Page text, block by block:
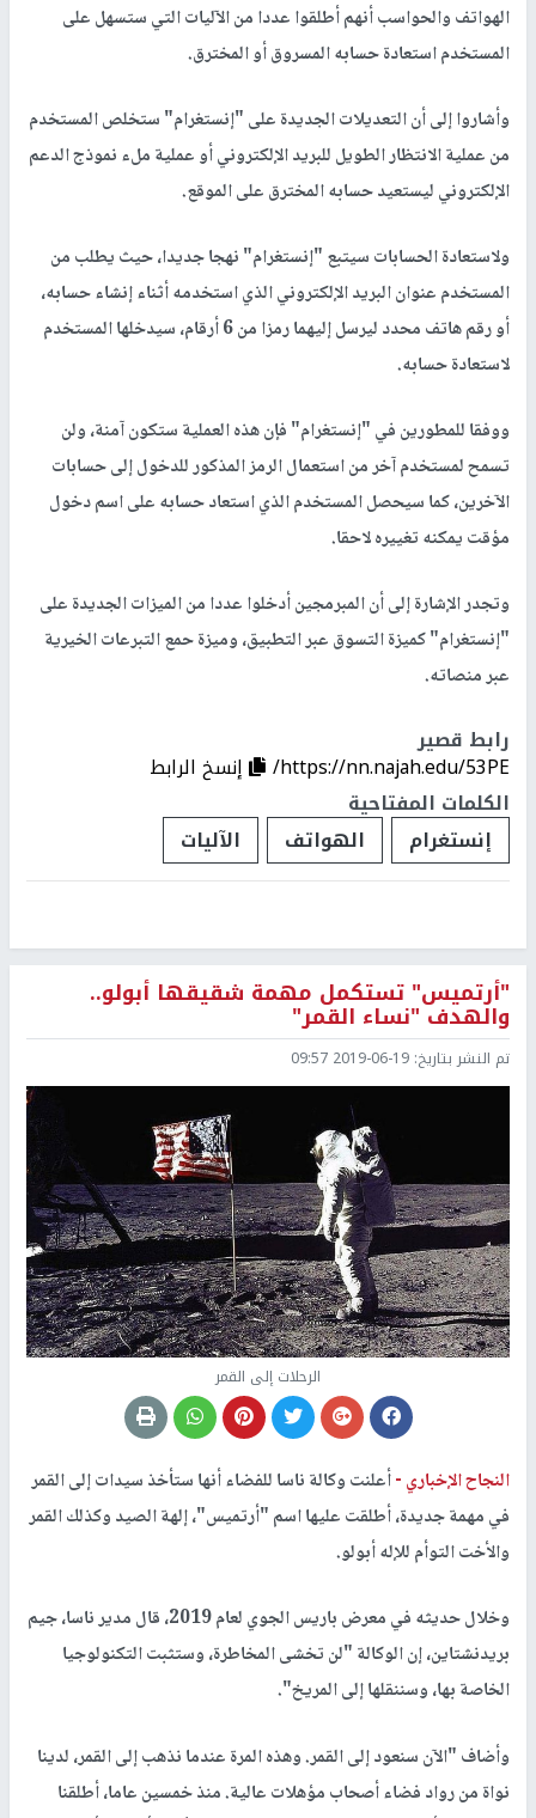
الهواتف والحواسب أنهم أطلقوا عددا من الآليات التي ستسهل على
المستخدم استعادة حسابه المسروق أو المخترق.
وأشاروا إلى أن التعديلات الجديدة على "إنستغرام" ستخلص المستخدم
من عملية الانتظار الطويل للبريد الإلكتروني أو عملية ملء نموذج الدعم
الإلكتروني ليستعيد حسابه المخترق على الموقع.
ولاستعادة الحسابات سيتبع "إنستغرام" نهجا جديدا، حيث يطلب من
المستخدم عنوان البريد الإلكتروني الذي استخدمه أثناء إنشاء حسابه،
أو رقم هاتف محدد ليرسل إليهما رمزا من 6 أرقام، سيدخلها المستخدم
لاستعادة حسابه.
ووفقا للمطورين في "إنستغرام" فإن هذه العملية ستكون آمنة، ولن
تسمح لمستخدم آخر من استعمال الرمز المذكور للدخول إلى حسابات
الآخرين، كما سيحصل المستخدم الذي استعاد حسابه على اسم دخول
مؤقت يمكنه تغييره لاحقا.
وتجدر الإشارة إلى أن المبرمجين أدخلوا عددا من الميزات الجديدة على
"إنستغرام" كميزة التسوق عبر التطبيق، وميزة حمع التبرعات الخيرية
عبر منصاته.
رابط قصير
https://nn.najah.edu/53PE/
إنسخ الرابط
الكلمات المفتاحية
إنستغرام
الهواتف الآليات
"أرتميس" تستكمل مهمة شقيقها أبولو..
والهدف "نساء القمر"
تم النشر بتاريخ: 2019-06-19 09:57
الرحلات إلى القمر
النجاح الإخباري -أعلنت وكالة ناسا للفضاء أنها ستأخذ سيدات إلى القمر
في مهمة جديدة، أطلقت عليها اسم "أرتميس"، إلهة الصيد وكذلك القمر
والأخت التوأم للإله أبولو.
وخلال حديثه في معرض باريس الجوي لعام 2019، قال مدير ناسا، جيم
بريدنشتاين، إن الوكالة "لن تخشى المخاطرة، وستثبت التكنولوجيا
الخاصة بها، وسننقلها إلى المريخ".
وأضاف "الآن سنعود إلى القمر. وهذه المرة عندما نذهب إلى القمر، لدينا
نواة من رواد فضاء أصحاب مؤهلات عالية. منذ خمسين عاما، أطلقنا